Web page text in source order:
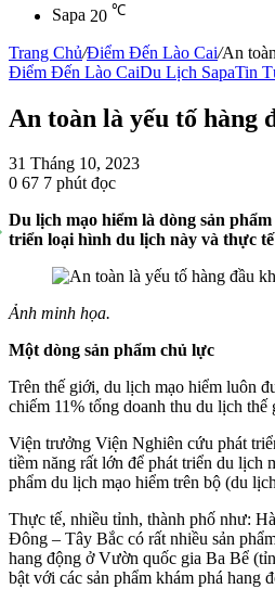
Sapa 20 ℃
Trang Chủ/Điểm Đến Lào Cai/An
Điểm Đến Lào CaiDu Lịch SapaTin
An toàn là yếu tố hàng
31 Tháng 10, 2023
0 67 7 phút đọc
Du lịch mạo hiểm là dòng sản
triển loại hình du lịch này và thực
Ảnh minh họa.
Một dòng sản phẩm chủ lực
Trên thế giới, du lịch mạo hiểm luôn
chiếm 11% tổng doanh thu du lịch
Viện trưởng Viện Nghiên cứu phát
tiềm năng rất lớn để phát triển du lịch
phẩm du lịch mạo hiểm trên bộ (du
Thực tế, nhiều tỉnh, thành phố như:
Đông – Tây Bắc có rất nhiều sản
hang động ở Vườn quốc gia Ba Bể
bật với các sản phẩm khám phá